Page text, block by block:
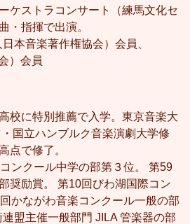
ケストラコンサート（練馬文化セ
・指揮で出演。
本音楽著作権協会）会員、
）会員
校に特別推薦で入学。東京音楽大
国立ハンブルク音楽演劇大学修
点で修了。
ンクール中学の部第３位。 第59
奨励賞。 第10回びわ湖国際コン
かながわ音楽コンクール一般の部
盟主催一般部門 JILA 管楽器の部